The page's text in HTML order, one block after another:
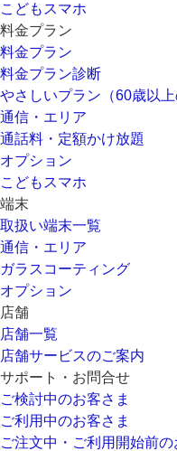
こどもスマホ
料金プラン
料金プラン
料金プラン診断
やさしいプラン（60歳以上
通信・エリア
通話料・定額かけ放題
オプション
こどもスマホ
端末
取扱い端末一覧
通信・エリア
ガラスコーティング
オプション
店舗
店舗一覧
店舗サービスのご案内
サポート・お問合せ
ご検討中のお客さま
ご利用中のお客さま
ご注文中・ご利用開始前の